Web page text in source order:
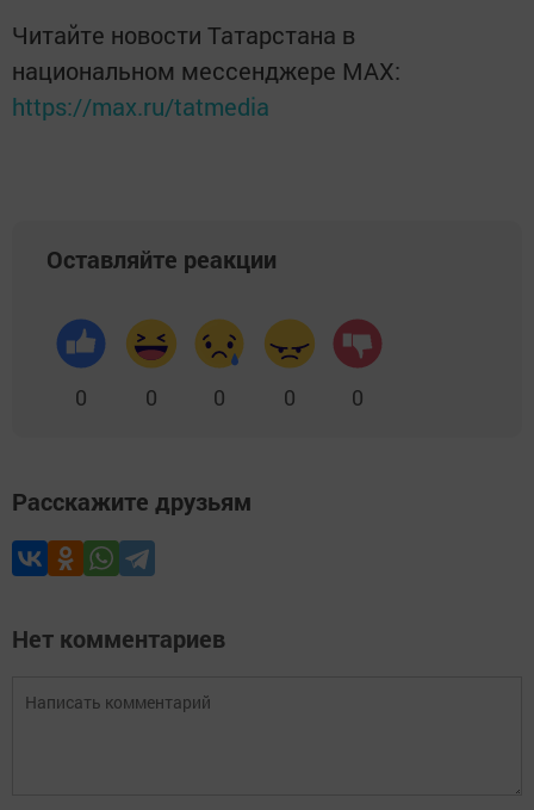
Читайте новости Татарстана в
национальном мессенджере MАХ:
https://max.ru/tatmedia
Оставляйте реакции
0 0 0 0 0
Расскажите друзьям
Нет комментариев